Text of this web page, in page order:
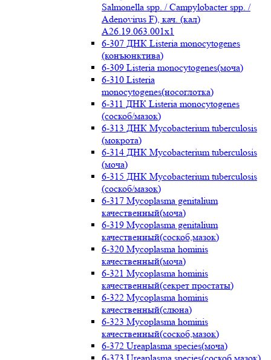
Salmonella spp. / Campylobacter spp. /
Adenovirus F), кач. (кал)
A26.19.063.001x1
6-307 ДНК Listeria monocytogenes
(конъюнктива)
6-309 Listeria monocytogenes(моча)
6-310 Listeria
monocytogenes(носоглотка)
6-311 ДНК Listeria monocytogenes
(соскоб/мазок)
6-313 ДНК Mycobacterium tuberculosis
(мокрота)
6-314 ДНК Mycobacterium tuberculosis
(моча)
6-315 ДНК Mycobacterium tuberculosis
(соскоб/мазок)
6-317 Mycoplasma genitalium
качественный(моча)
6-319 Mycoplasma genitalium
качественный(соскоб,мазок)
6-320 Mycoplasma hominis
качественный(моча)
6-321 Mycoplasma hominis
качественный(секрет простаты)
6-322 Mycoplasma hominis
качественный(слюна)
6-323 Mycoplasma hominis
качественный(соскоб,мазок)
6-372 Ureaplasma species(моча)